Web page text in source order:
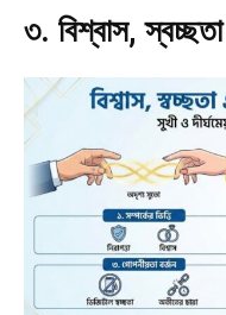
৩. বিশ্বাস,